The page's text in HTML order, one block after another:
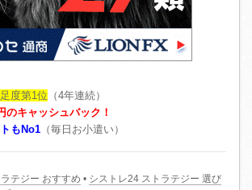
度第1位 （4年連続）
のキャッシュバック！
もNo1 （毎日お小遣い）
テジー おすすめ • シストレ24 ストラテジー 選び